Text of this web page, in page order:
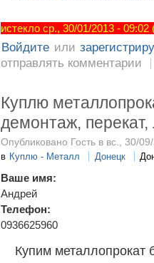
истекло ср., 30/01/2013 -
Войдите или
отправлять комментарии
Куплю
демонтаж,
Опубликовано Гость в вс., 30/
в Куплю - Металл Донецк
Ваше имя:
Андрей
Телефон:
0936625960
Купим металлопрокат